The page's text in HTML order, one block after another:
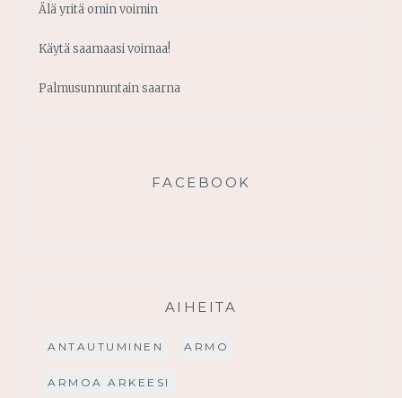
Älä yritä omin voimin
Käytä saamaasi voimaa!
Palmusunnuntain saarna
FACEBOOK
AIHEITA
ANTAUTUMINEN ARMO
ARMOA ARKEESI